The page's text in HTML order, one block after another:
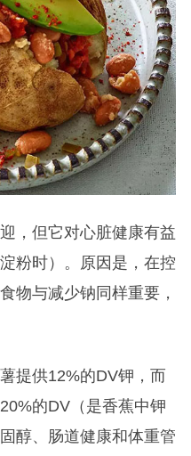
，但它对心脏健康有益
粉时）。原因是，在控
物与减少钠同样重要，
提供12%的DV钾，而
的DV（是香蕉中钾
醇、肠道健康和体重管